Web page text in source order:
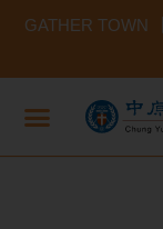
GATHER TOWN